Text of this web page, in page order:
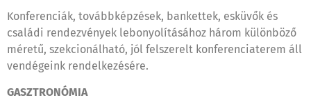
Konferenciák, továbbképzések, bankettek, esküvők és
családi rendezvények lebonyolításához három különböző
méretű, szekcionálható, jól felszerelt konferenciaterem áll
vendégeink rendelkezésére.
GASZTRONÓMIA